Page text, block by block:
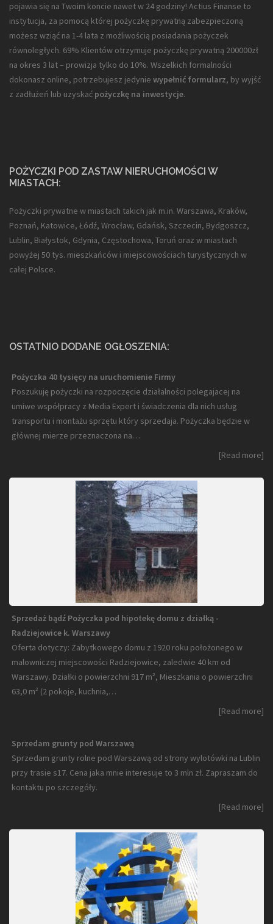
pojawia się na Twoim koncie nawet w 24 godziny! Actius Finanse to
instytucja, za pomocą której pożyczkę prywatną zabezpieczoną
możesz wziąć na 1-4 lata z możliwością posiadania pożyczek
równoległych. 69% Klientów otrzymuje pożyczkę prywatną 200000zł
na okres 3 lat – prowizja tylko do 10%. Wszelkich formalności
dokonasz online, potrzebujesz jedynie wypełnić formularz, by wyjść
z zadłużeń lub uzyskać pożyczkę na inwestycje.
POŻYCZKI POD ZASTAW NIERUCHOMOŚCI W
MIASTACH:
Pożyczki prywatne w miastach takich jak m.in. Warszawa, Kraków,
Poznań, Katowice, Łódź, Wrocław, Gdańsk, Szczecin, Bydgoszcz,
Lublin, Białystok, Gdynia, Częstochowa, Toruń oraz w miastach
powyżej 50 tys. mieszkańców i miejscowościach turystycznych w
całej Polsce.
OSTATNIO DODANE OGŁOSZENIA:
Pożyczka 40 tysięcy na uruchomienie Firmy
Poszukuję pożyczki na rozpoczęcie działalności polegajacej na
umiwe współpracy z Media Expert i świadczenia dla nich usług
transportu i montażu sprzętu który sprzedaja. Pożyczka będzie w
głównej mierze przeznaczona na…
[Read more]
Sprzedaż bądź Pożyczka pod hipotekę domu z działką -
Radziejowice k. Warszawy
Oferta dotyczy: Zabytkowego domu z 1920 roku położonego w
malowniczej miejscowości Radziejowice, zaledwie 40 km od
Warszawy. Działki o powierzchni 917 m², Mieszkania o powierzchni
63,0 m² (2 pokoje, kuchnia,…
[Read more]
Sprzedam grunty pod Warszawą
Sprzedam grunty rolne pod Warszawą od strony wylotówki na Lublin
przy trasie s17. Cena jaka mnie interesuje to 3 mln zł. Zapraszam do
kontaktu po szczegóły.
[Read more]